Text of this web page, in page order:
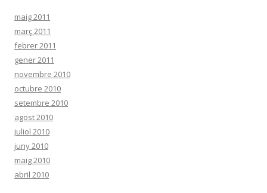
maig 2011
març 2011
febrer 2011
gener 2011
novembre 2010
octubre 2010
setembre 2010
agost 2010
juliol 2010
juny 2010
maig 2010
abril 2010